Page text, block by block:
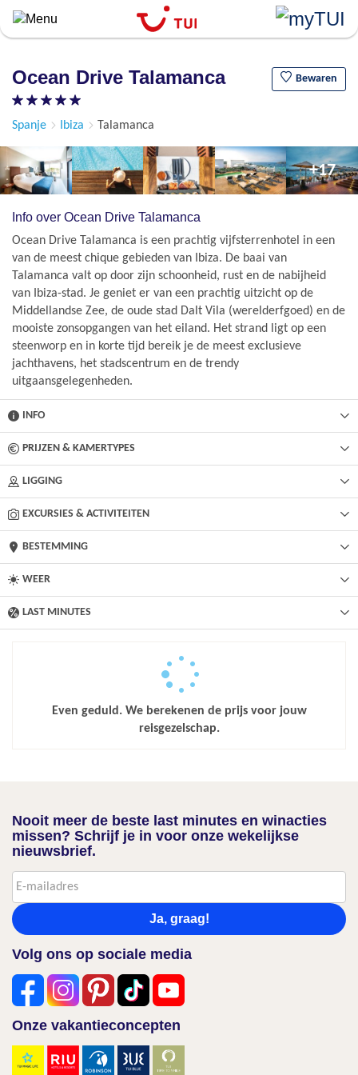
Overslaan
algemene
gaan
Ocean Drive Talamanca Bewaren
Spanje Ibiza Talamanca
+17
Info over Ocean Drive Talamanca
Ocean Drive Talamanca is een prachtig vijfsterrenhotel in een
van de meest chique gebieden van Ibiza. De baai van
Talamanca valt op door zijn schoonheid, rust en de nabijheid
van Ibiza-stad. Je geniet er van een prachtig uitzicht op de
Middellandse Zee, de oude stad Dalt Vila (werelderfgoed) en de
mooiste zonsopgangen van het eiland. Het strand ligt op een
steenworp en in korte tijd bereik je de meest exclusieve
jachthavens, het stadscentrum en de trendy
uitgaansgelegenheden.
INFO
PRIJZEN & KAMERTYPES
LIGGING
EXCURSIES & ACTIVITEITEN
BESTEMMING
WEER
LAST MINUTES
Even geduld. We berekenen de prijs voor jouw
reisgezelschap.
Nooit meer de beste last minutes en winacties
missen? Schrijf je in voor onze wekelijkse
nieuwsbrief.
Ja, graag!
Volg ons op sociale media
Onze vakantieconcepten